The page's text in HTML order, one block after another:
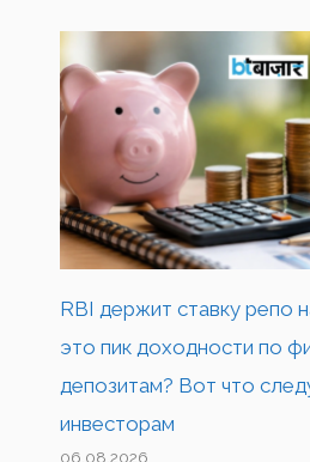
RBI держит ставку репо
это пик доходности по
депозитам? Вот что
инвесторам
06.08.2026